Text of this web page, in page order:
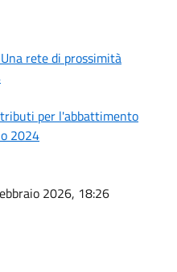
rete di prossimità
per l'abbattimento
2024
2026, 18:26